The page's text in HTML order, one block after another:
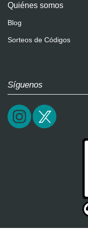
Quiénes somos
Blog
Sorteos de Códigos
Síguenos